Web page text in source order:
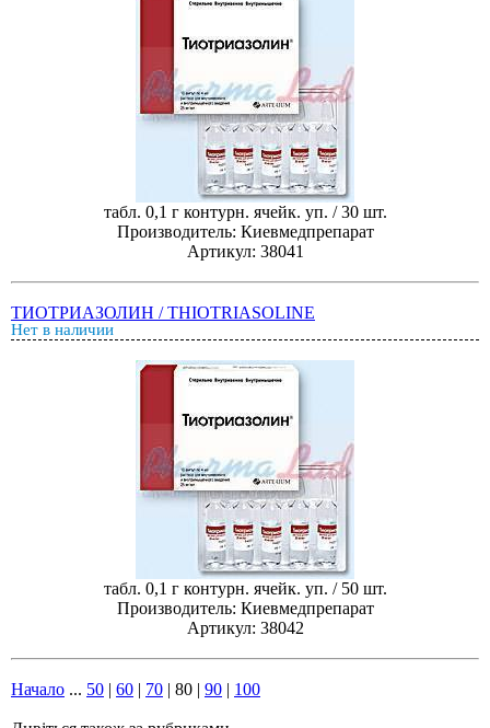
табл. 0,1 г контурн. ячейк. уп. / 30 шт.
Производитель: Киевмедпрепарат
Артикул: 38041
ТИОТРИАЗОЛИН / THIOTRIASOLINE
Нет в наличии
табл. 0,1 г контурн. ячейк. уп. / 50 шт.
Производитель: Киевмедпрепарат
Артикул: 38042
Начало ... 50 | 60 | 70 | 80 | 90 | 100